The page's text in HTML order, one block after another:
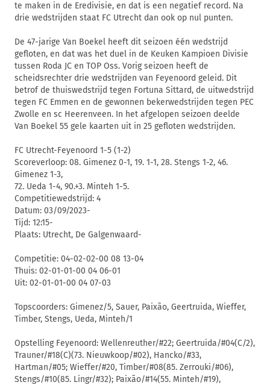
te maken in de Eredivisie, en dat is een negatief record. Na
drie wedstrijden staat FC Utrecht dan ook op nul punten.
De 47-jarige Van Boekel heeft dit seizoen één wedstrijd
gefloten, en dat was het duel in de Keuken Kampioen Divisie
tussen Roda JC en TOP Oss. Vorig seizoen heeft de
scheidsrechter drie wedstrijden van Feyenoord geleid. Dit
betrof de thuiswedstrijd tegen Fortuna Sittard, de uitwedstrijd
tegen FC Emmen en de gewonnen bekerwedstrijden tegen PEC
Zwolle en sc Heerenveen. In het afgelopen seizoen deelde
Van Boekel 55 gele kaarten uit in 25 gefloten wedstrijden.
FC Utrecht-Feyenoord 1-5 (1-2)
Scoreverloop: 08. Gimenez 0-1, 19. 1-1, 28. Stengs 1-2, 46.
Gimenez 1-3,
72. Ueda 1-4, 90.+3. Minteh 1-5.
Competitiewedstrijd: 4
Datum: 03/09/2023-
Tijd: 12:15-
Plaats: Utrecht, De Galgenwaard-
Competitie: 04-02-02-00 08 13-04
Thuis: 02-01-01-00 04 06-01
Uit: 02-01-01-00 04 07-03
Topscoorders: Gimenez/5, Sauer, Paixão, Geertruida, Wieffer,
Timber, Stengs, Ueda, Minteh/1
Opstelling Feyenoord: Wellenreuther/#22; Geertruida/#04(C/2),
Trauner/#18(C)(73. Nieuwkoop/#02), Hancko/#33,
Hartman/#05; Wieffer/#20, Timber/#08(85. Zerrouki/#06),
Stengs/#10(85. Lingr/#32); Paixão/#14(55. Minteh/#19),